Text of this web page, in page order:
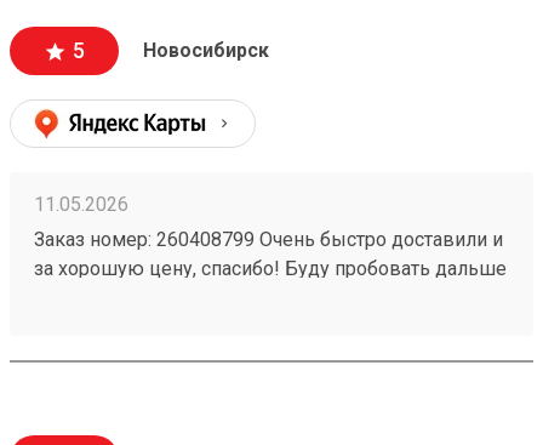
5 Новосибирск
11.05.2026
Заказ номер: 260408799 Очень быстро доставили и
за хорошую цену, спасибо! Буду пробовать дальше